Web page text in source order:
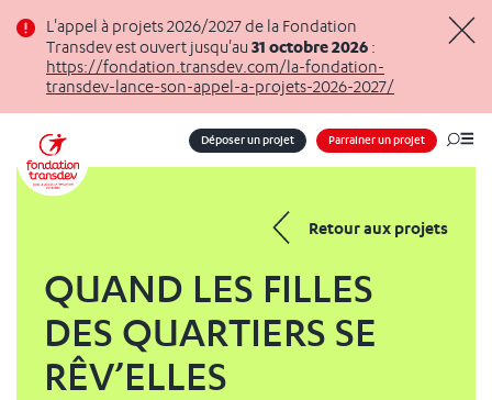
L'appel à projets 2026/2027 de la Fondation
Transdev est ouvert jusqu'au 31 octobre 2026 :
https://fondation.transdev.com/la-fondation-
transdev-lance-son-appel-a-projets-2026-2027/
Déposer un projet Parrainer un projet
Retour aux projets
QUAND LES FILLES
DES QUARTIERS SE
RÊV’ELLES